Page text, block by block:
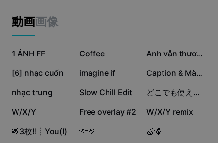
キャプションテンプレート
マーケティング
産業のテンプレート
振り返りのテンプレート
トラストセンター
ヘルプセンター
CapCutの利用規約について
Dreamina Seedance 2.0 Launch
動画画像
13.4万
1 ẢNH FF 12.6万
Coffee 11.5万 Anh vẫn thương em
5.3万
[6] nhạc cuốn 3.1万
imagine if 2.7万 Caption & Màu 🌱
1.7万
nhạc trung 1.2万
Slow Chill Edit 8260 どこでも使えます🔥
5599
W/X/Y 3882
Free overlay #2 3487
W/X/Y remix
2864
📸3枚!!┊︎You(I) 2317
🩷🩷 1677
‪🍏🪻‬